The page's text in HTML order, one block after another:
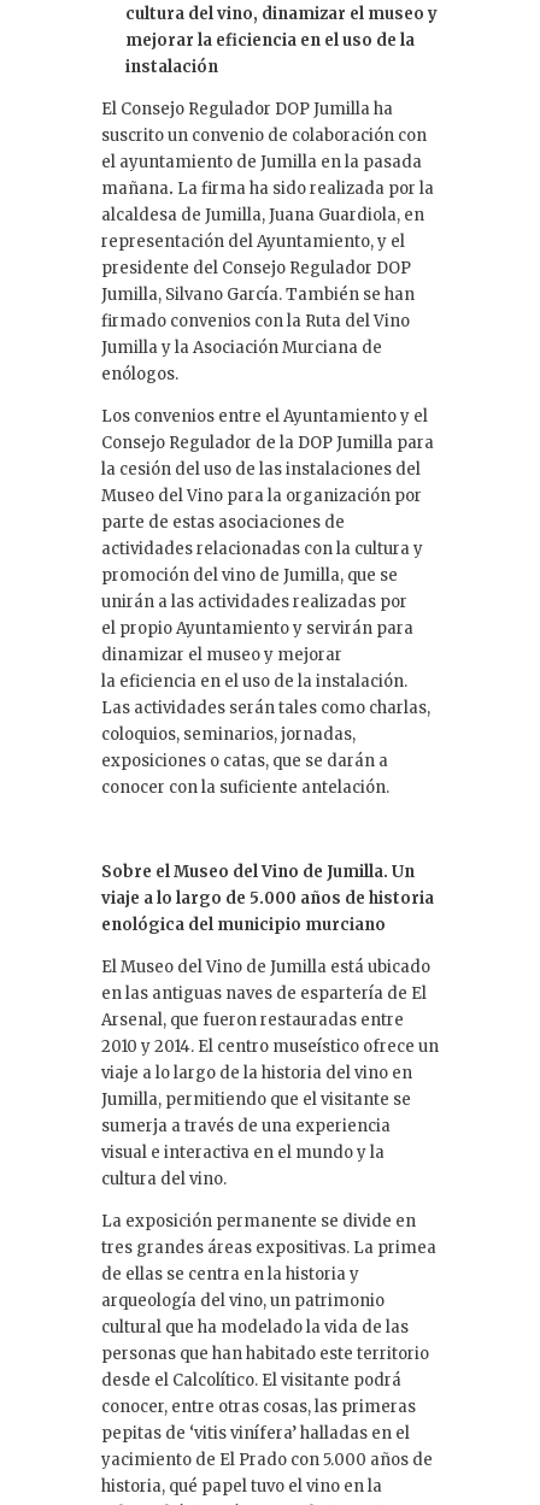
cultura del vino, dinamizar el museo y
mejorar la eficiencia en el uso de la
instalación
El Consejo Regulador DOP Jumilla ha
suscrito un convenio de colaboración con
el ayuntamiento de Jumilla en la pasada
mañana. La firma ha sido realizada por la
alcaldesa de Jumilla, Juana Guardiola, en
representación del Ayuntamiento, y el
presidente del Consejo Regulador DOP
Jumilla, Silvano García. También se han
firmado convenios con la Ruta del Vino
Jumilla y la Asociación Murciana de
enólogos.
Los convenios entre el Ayuntamiento y el
Consejo Regulador de la DOP Jumilla para
la cesión del uso de las instalaciones del
Museo del Vino para la organización por
parte de estas asociaciones de
actividades relacionadas con la cultura y
promoción del vino de Jumilla, que se
unirán a las actividades realizadas por
el propio Ayuntamiento y servirán para
dinamizar el museo y mejorar
la eficiencia en el uso de la instalación.
Las actividades serán tales como charlas,
coloquios, seminarios, jornadas,
exposiciones o catas, que se darán a
conocer con la suficiente antelación.
Sobre el Museo del Vino de Jumilla. Un
viaje a lo largo de 5.000 años de historia
enológica del municipio murciano
El Museo del Vino de Jumilla está ubicado
en las antiguas naves de espartería de El
Arsenal, que fueron restauradas entre
2010 y 2014. El centro museístico ofrece un
viaje a lo largo de la historia del vino en
Jumilla, permitiendo que el visitante se
sumerja a través de una experiencia
visual e interactiva en el mundo y la
cultura del vino.
La exposición permanente se divide en
tres grandes áreas expositivas. La primea
de ellas se centra en la historia y
arqueología del vino, un patrimonio
cultural que ha modelado la vida de las
personas que han habitado este territorio
desde el Calcolítico. El visitante podrá
conocer, entre otras cosas, las primeras
pepitas de ‘vitis vinífera’ halladas en el
yacimiento de El Prado con 5.000 años de
historia, qué papel tuvo el vino en la